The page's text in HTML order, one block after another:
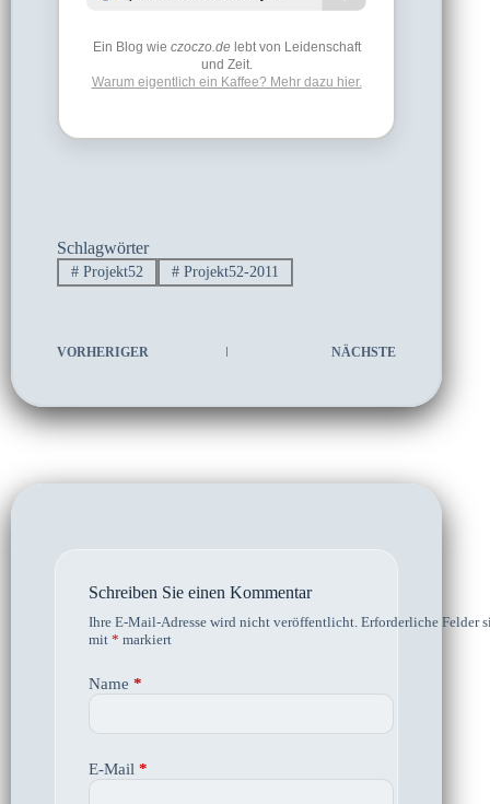
Ein Blog wie czoczo.delebt von Leidenschaft
und Zeit.
Warum eigentlich ein Kaffee? Mehr dazu hier.
Schlagwörter
#Projekt52 #Projekt52-2011
VORHERIGER NÄCHSTE
Schreiben Sie einen Kommentar
Ihre E-Mail-Adresse wird nicht veröffentlicht. Erforderliche Felder
mit * markiert
Name *
E-Mail *